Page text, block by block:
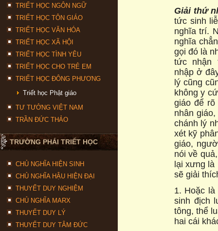
TRIẾT HỌC NGÔN NGỮ
TRIẾT HỌC TÔN GIÁO
TRIẾT HỌC VĂN HÓA
TRIẾT HỌC XÃ HỘI
TRIẾT HỌC TÌNH YÊU
TRIẾT HỌC CHO TRẺ EM
TRIẾT HỌC ĐÔNG PHƯƠNG
Triết học Phật giáo
TƯ TƯỞNG VIỆT NAM
TRẦN ĐỨC THẢO
TRƯỜNG PHÁI TRIẾT HỌC
CHỦ NGHĨA HIỆN SINH
CHỦ NGHĨA HẬU HIỆN ĐẠI
THUYẾT DUY NGHIỆM
CHỦ NGHĨA MARX
THUYẾT DUY LÝ
THUYẾT DUY TÂM ĐỨC
Giải thứ
tức sinh
nghĩa trí.
nghĩa
gọi đó là
tức nhận
nhập ở
lý cũng
không y
giáo để rõ
nhân
chánh lý
xét kỹ
giáo,
nói về
lại xưng là
sẽ giải
1. Hoặc
sinh địch
tông, thể
hai cái